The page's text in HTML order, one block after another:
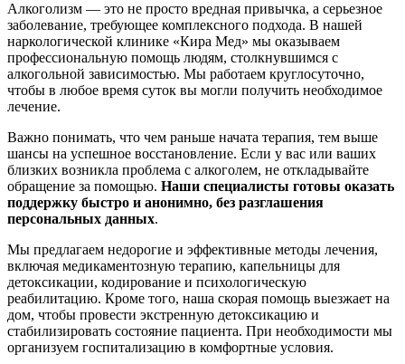
Алкоголизм — это не просто вредная привычка, а серьезное
заболевание, требующее комплексного подхода. В нашей
наркологической клинике «Кира Мед» мы оказываем
профессиональную помощь людям, столкнувшимся с
алкогольной зависимостью. Мы работаем круглосуточно,
чтобы в любое время суток вы могли получить необходимое
лечение.
Важно понимать, что чем раньше начата терапия, тем выше
шансы на успешное восстановление. Если у вас или ваших
близких возникла проблема с алкоголем, не откладывайте
обращение за помощью. Наши специалисты готовы оказать
поддержку быстро и анонимно, без разглашения
персональных данных.
Мы предлагаем недорогие и эффективные методы лечения,
включая медикаментозную терапию, капельницы для
детоксикации, кодирование и психологическую
реабилитацию. Кроме того, наша скорая помощь выезжает на
дом, чтобы провести экстренную детоксикацию и
стабилизировать состояние пациента. При необходимости мы
организуем госпитализацию в комфортные условия.